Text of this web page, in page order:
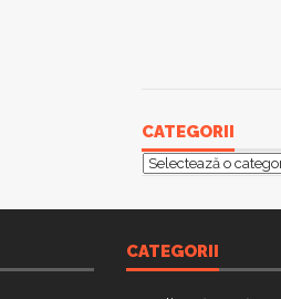
CATEGORII
Categorii
CATEGORII